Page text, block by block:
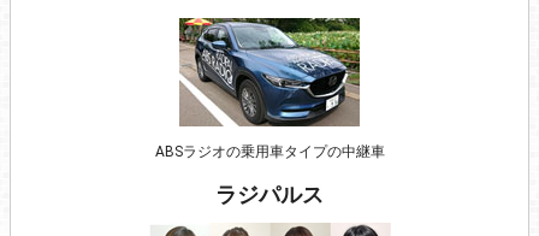
ABSラジオの乗用車タイプの中継車
ラジパルス